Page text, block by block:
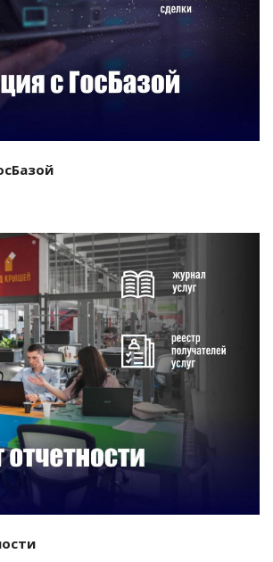
Смотреть проект
Смотреть проект